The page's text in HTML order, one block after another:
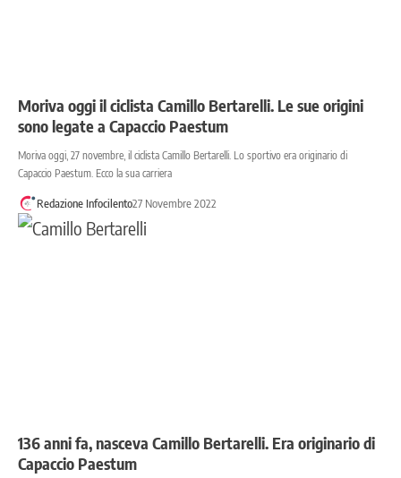
Moriva oggi il ciclista Camillo Bertarelli. Le sue origini
sono legate a Capaccio Paestum
Moriva oggi, 27 novembre, il ciclista Camillo Bertarelli. Lo sportivo era originario di
Capaccio Paestum. Ecco la sua carriera
Redazione Infocilento27 Novembre 2022
136 anni fa, nasceva Camillo Bertarelli. Era originario di
Capaccio Paestum